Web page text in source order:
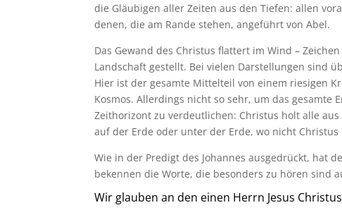
die Gläubigen aller Zeiten aus den Tiefen: allen
denen, die am Rande stehen, angeführt von Abel.
Das Gewand des Christus flattert im Wind –
Landschaft gestellt. Bei vielen Darstellungen sind
Hier ist der gesamte Mittelteil von einem riesigen
Kosmos. Allerdings nicht so sehr, um das gesamte
Zeithorizont zu verdeutlichen: Christus holt alle
auf der Erde oder unter der Erde, wo nicht Christus
Wie in der Predigt des Johannes ausgedrückt, hat
bekennen die Worte, die besonders zu hören sind
Wir glauben an den einen Herrn Jesus